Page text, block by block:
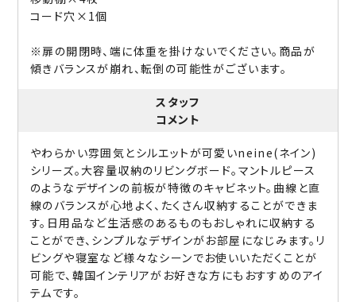
コード穴×1個
※扉の開閉時、端に体重を掛けないでください。商品が
傾きバランスが崩れ、転倒の可能性がございます。
スタッフ
コメント
やわらかい雰囲気とシルエットが可愛いneine(ネイン)
シリーズ。大容量収納のリビングボード。マントルピース
のようなデザインの前板が特徴のキャビネット。曲線と直
線のバランスが心地よく、たくさん収納することができま
す。日用品など生活感のあるものもおしゃれに収納する
ことができ、シンプルなデザインがお部屋になじみます。リ
ビングや寝室など様々なシーンでお使いいただくことが
可能で、韓国インテリアがお好きな方にもおすすめのアイ
テムです。